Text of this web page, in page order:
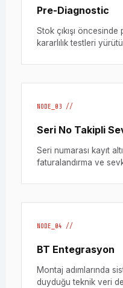
Pre-Diagnostic
Stok çıkışı
kararlılık testleri
NODE_03 //
Seri No Takipli
Seri numarası kayıt
faturalandırma ve sevk
NODE_04 //
BT Entegrasyon
Montaj adımlarında
duyduğu teknik veri